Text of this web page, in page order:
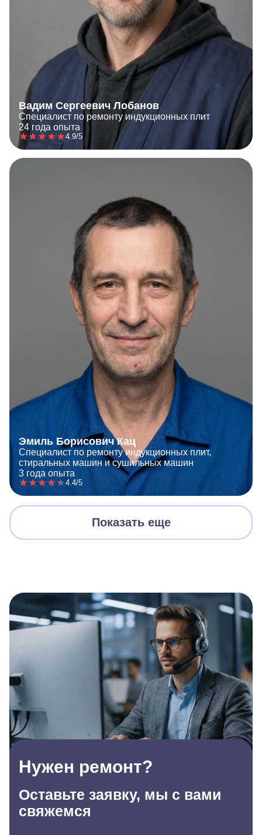
Вадим Сергеевич Лобанов
Специалист по ремонту индукционных плит
24 года опыта
4.9/5
Эмиль Борисович Кац
Специалист по ремонту индукционных плит,
стиральных машин и сушильных машин
3 года опыта
4.4/5
Показать еще
Нужен ремонт?
Оставьте заявку, мы с вами
свяжемся